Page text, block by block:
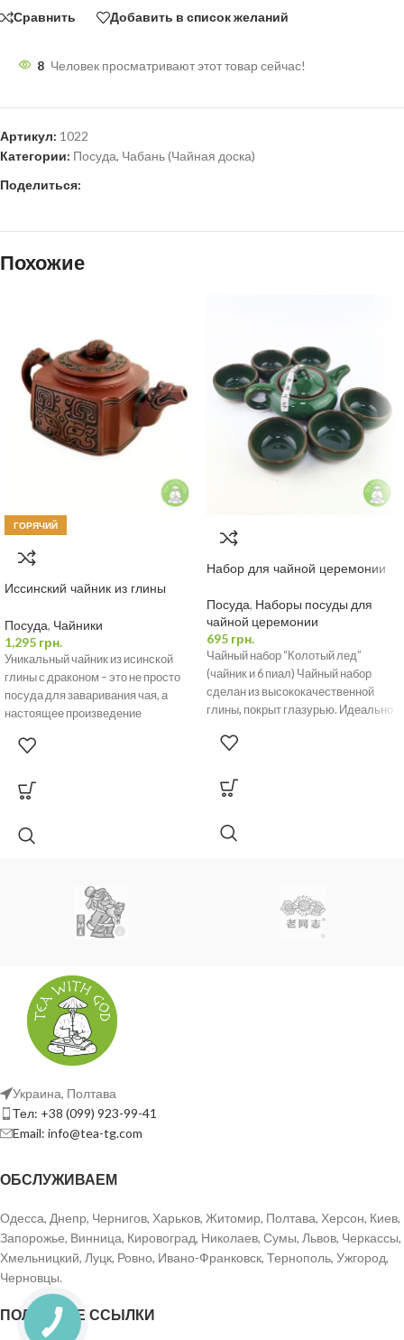
Сравнить Добавить в список желаний
8 Человек просматривают этот товар сейчас!
Артикул: 1022
Категории: Посуда, Чабань (Чайная доска)
Поделиться:
Похожие
ГОРЯЧИЙ
Иссинский чайник из глины
Посуда, Чайники
1,295 грн.
Уникальный чайник из исинской
глины с драконом – это не просто
посуда для заваривания чая, а
настоящее произведение
Набор для чайной церемонии
Посуда, Наборы посуды для
чайной церемонии
695 грн.
Чайный набор “Колотый лед”
(чайник и 6 пиал) Чайный набор
сделан из высококачественной
глины, покрыт глазурью. Идеально
Украина, Полтава
Тел: +38 (099) 923-99-41
Email: info@tea-tg.com
ОБСЛУЖИВАЕМ
Одесса, Днепр, Чернигов, Харьков, Житомир, Полтава, Херсон, Киев,
Запорожье, Винница, Кировоград, Николаев, Сумы, Львов, Черкассы,
Хмельницкий, Луцк, Ровно, Ивано-Франковск, Тернополь, Ужгород,
Черновцы.
ПОЛЕЗНЫЕ ССЫЛКИ